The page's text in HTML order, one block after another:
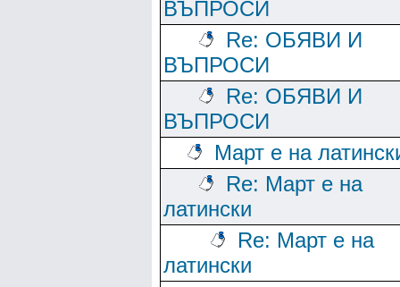
ВЪПРОСИ
Re: ОБЯВИ И
ВЪПРОСИ
Re: ОБЯВИ И
ВЪПРОСИ
Март е на
Re: Март е на
латински
Re: Март е на
латински